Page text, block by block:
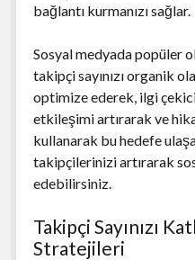
bağlantı kurmanızı sağlar.
Sosyal medyada popüler
takipçi sayınızı organik
optimize ederek, ilgi
etkileşimi artırarak ve
kullanarak bu hedefe
takipçilerinizi artırarak
edebilirsiniz.
Takipçi Sayınızı
Stratejileri